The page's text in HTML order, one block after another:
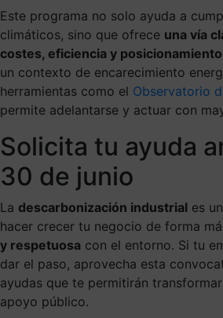
Este programa no solo ayuda a
climáticos, sino que ofrece una vía
costes, eficiencia y
un contexto de encarecimiento
herramientas como el Observatorio
permite adelantarse y actuar con
Solicita tu ayuda
30 de junio
La descarbonización industrial es
hacer crecer tu negocio de forma
y respetuosa con el entorno. Si tu
dar el paso, aprovecha esta
ayudas que te permitirán
apoyo público.